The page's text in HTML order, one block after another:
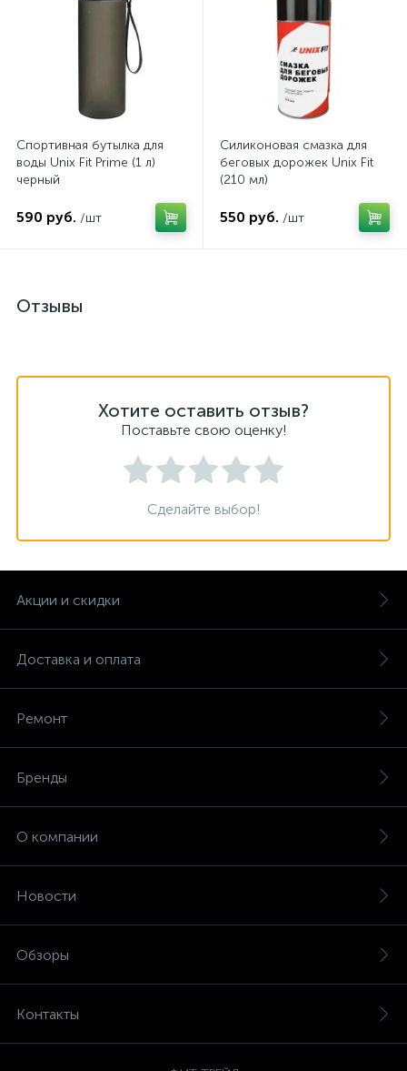
Спортивная бутылка для
воды Unix Fit Prime (1 л)
черный
590 руб. /шт
Силиконовая смазка для
беговых дорожек Unix Fit
(210 мл)
550 руб. /шт
Отзывы
Хотите оставить отзыв?
Поставьте свою оценку!
Сделайте выбор!
Акции и скидки
Доставка и оплата
Ремонт
Бренды
О компании
Новости
Обзоры
Контакты